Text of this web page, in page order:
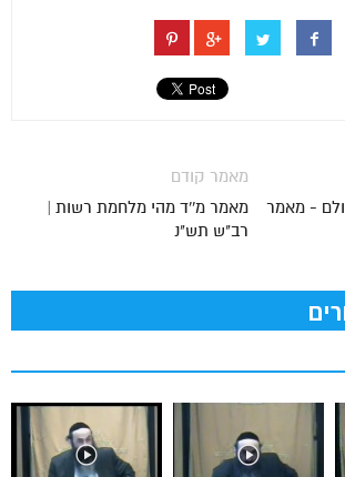
מאמר קודם
מאמר מ''ד מהי מלחמת רשות |
רב"ש תש"נ
- מאמר